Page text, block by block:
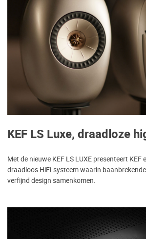
KEF LS Luxe, draadloze
Met de nieuwe KEF LS LUXE presenteert KEF
draadloos HiFi-systeem waarin
verfijnd design samenkomen.